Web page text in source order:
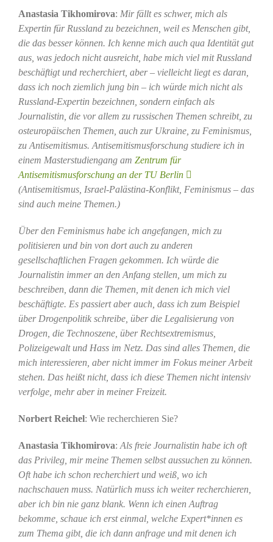
Anastasia Tikhomirova: Mir fällt es schwer, mich als
Expertin für Russland zu bezeichnen, weil es Menschen gibt,
die das besser können. Ich kenne mich auch qua Identität gut
aus, was jedoch nicht ausreicht, habe mich viel mit Russland
beschäftigt und recherchiert, aber – vielleicht liegt es daran,
dass ich noch ziemlich jung bin – ich würde mich nicht als
Russland-Expertin bezeichnen, sondern einfach als
Journalistin, die vor allem zu russischen Themen schreibt, zu
osteuropäischen Themen, auch zur Ukraine, zu Feminismus,
zu Antisemitismus. Antisemitismusforschung studiere ich in
einem Masterstudiengang am Zentrum für
Antisemitismusforschung an der TU Berlin
(Antisemitismus, Israel-Palästina-Konflikt, Feminismus – das
sind auch meine Themen.)
Über den Feminismus habe ich angefangen, mich zu
politisieren und bin von dort auch zu anderen
gesellschaftlichen Fragen gekommen. Ich würde die
Journalistin immer an den Anfang stellen, um mich zu
beschreiben, dann die Themen, mit denen ich mich viel
beschäftigte. Es passiert aber auch, dass ich zum Beispiel
über Drogenpolitik schreibe, über die Legalisierung von
Drogen, die Technoszene, über Rechtsextremismus,
Polizeigewalt und Hass im Netz. Das sind alles Themen, die
mich interessieren, aber nicht immer im Fokus meiner Arbeit
stehen. Das heißt nicht, dass ich diese Themen nicht intensiv
verfolge, mehr aber in meiner Freizeit.
Norbert Reichel: Wie recherchieren Sie?
Anastasia Tikhomirova: Als freie Journalistin habe ich oft
das Privileg, mir meine Themen selbst aussuchen zu können.
Oft habe ich schon recherchiert und weiß, wo ich
nachschauen muss. Natürlich muss ich weiter recherchieren,
aber ich bin nie ganz blank. Wenn ich einen Auftrag
bekomme, schaue ich erst einmal, welche Expert*innen es
zum Thema gibt, die ich dann anfrage und mit denen ich